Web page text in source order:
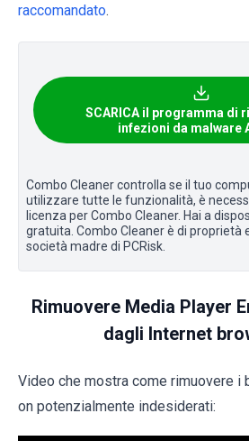
raccomandato.
SCARICA il programma di
infezioni da malware
Combo Cleaner controlla se il tuo
utilizzare tutte le funzionalità, è
licenza per Combo Cleaner. Hai a
gratuita. Combo Cleaner è di proprietà
società madre di PCRisk.
Rimuovere Media Player
dagli Internet
Video che mostra come rimuovere i
on potenzialmente indesiderati: